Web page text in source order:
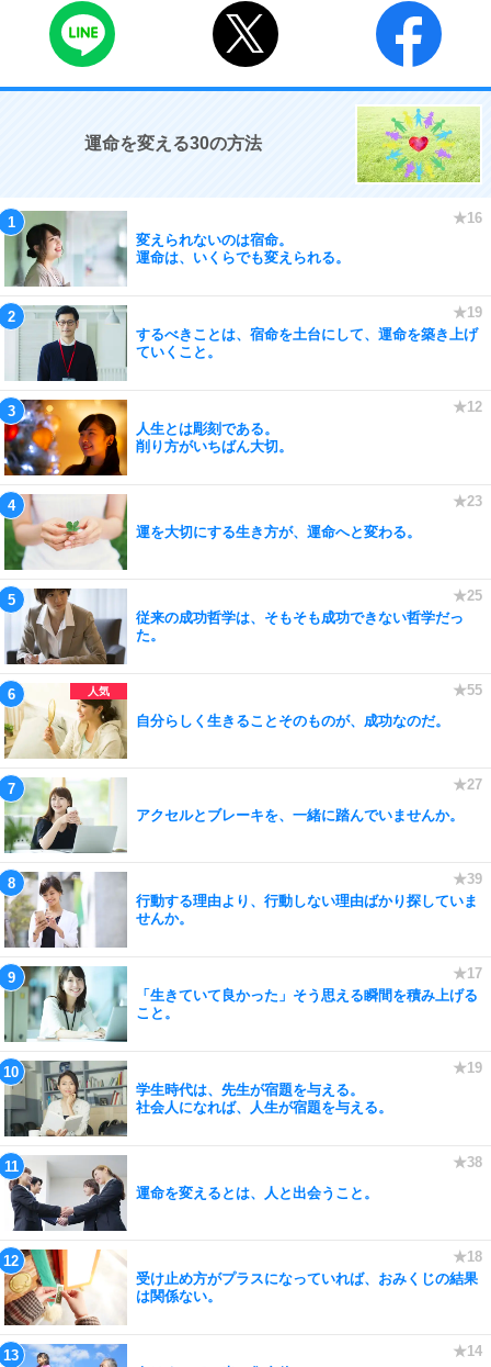
運命を変える30の方法
変えられないのは宿命。
運命は、いくらでも変えられる。
するべきことは、宿命を土台にして、運命を築き上げ
ていくこと。
人生とは彫刻である。
削り方がいちばん大切。
運を大切にする生き方が、運命へと変わる。
従来の成功哲学は、そもそも成功できない哲学だっ
た。
自分らしく生きることそのものが、成功なのだ。
アクセルとブレーキを、一緒に踏んでいませんか。
行動する理由より、行動しない理由ばかり探していま
せんか。
「生きていて良かった」そう思える瞬間を積み上げる
こと。
学生時代は、先生が宿題を与える。
社会人になれば、人生が宿題を与える。
運命を変えるとは、人と出会うこと。
受け止め方がプラスになっていれば、おみくじの結果
は関係ない。